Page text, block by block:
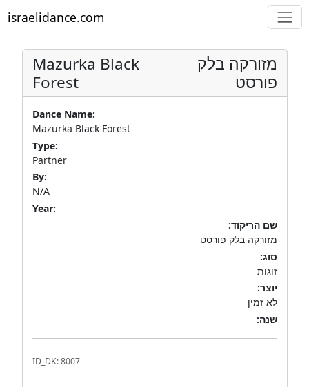
israelidance.com
Mazurka Black
Forest
מזורקה בלק
פורסט
Dance Name:
Mazurka Black Forest
Type:
Partner
By:
N/A
Year:
שם הריקוד:
מזורקה בלק פורסט
סוג:
זוגות
יוצר:
לא זמין
שנה:
ID_DK: 8007